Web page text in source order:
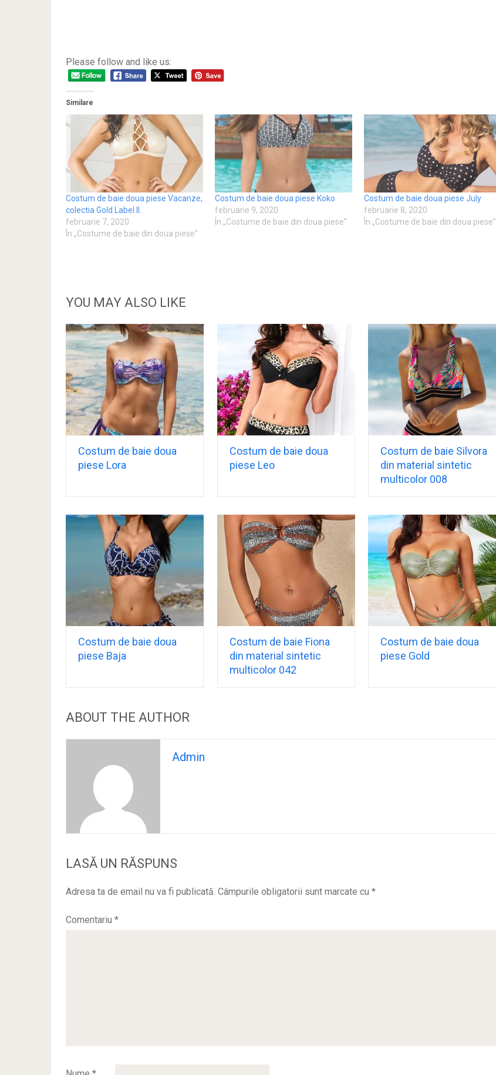
Please follow and like us:
Similare
Costum de baie doua piese Vacanze,
colectia Gold Label II.
februarie 7, 2020
În „Costume de baie din doua piese”
Costum de baie doua piese Koko
februarie 9, 2020
În „Costume de baie din doua piese”
Costum de baie doua piese July
februarie 8, 2020
În „Costume de baie din doua piese”
YOU MAY ALSO LIKE
Costum de baie doua
piese Lora
Costum de baie doua
piese Leo
Costum de baie Silvora
din material sintetic
multicolor 008
Costum de baie doua
piese Baja
Costum de baie Fiona
din material sintetic
multicolor 042
Costum de baie doua
piese Gold
ABOUT THE AUTHOR
Admin
LASĂ UN RĂSPUNS
Adresa ta de email nu va fi publicată. Câmpurile obligatorii sunt marcate cu *
Comentariu *